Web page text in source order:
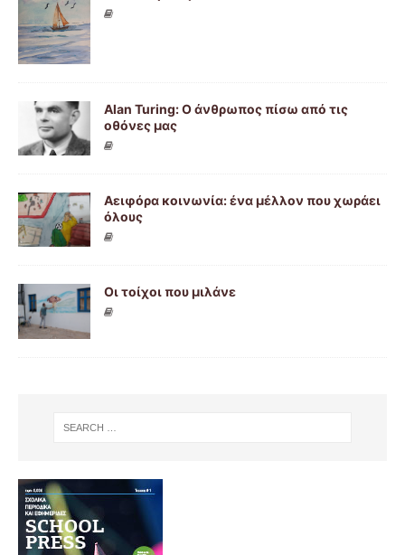
Alan Turing: Ο άνθρωπος πίσω από τις
οθόνες μας
Αειφόρα κοινωνία: ένα μέλλον που χωράει
όλους
Οι τοίχοι που μιλάνε